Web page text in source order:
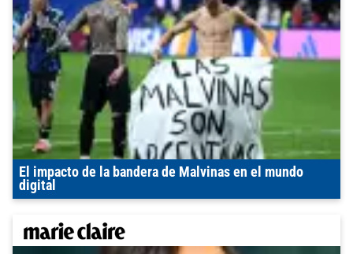
El impacto de la bandera de Malvinas en el mundo
digital